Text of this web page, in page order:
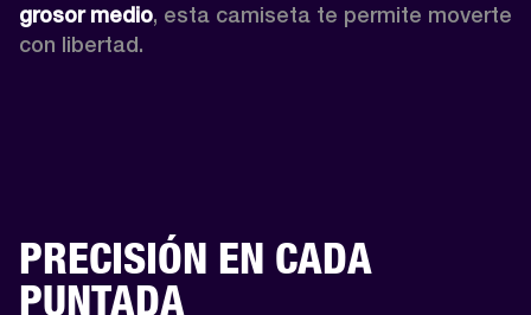
grosor medio, esta camiseta te permite moverte
con libertad.
PRECISIÓN EN CADA
PUNTADA